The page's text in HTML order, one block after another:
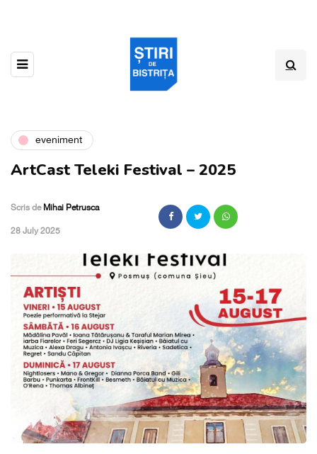
eveniment
ArtCast Teleki Festival – 2025
Scris de Mihai Petrusca
,28 July 2025